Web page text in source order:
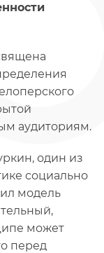
аудиториям.
один из
социально
модель
может
перед